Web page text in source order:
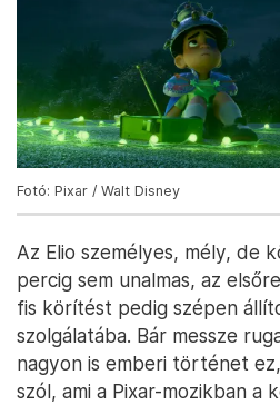
Fotó: Pixar / Walt Disney
Az Elio személyes, mély, de
percig sem unalmas, az
fis körítést pedig szépen
szolgálatába. Bár messze
nagyon is emberi történet
szól, ami a Pixar-mozikban a